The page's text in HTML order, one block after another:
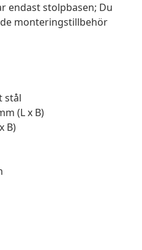
endast stolpbasen; Du
monteringstillbehör
stål
(L x B)
B)